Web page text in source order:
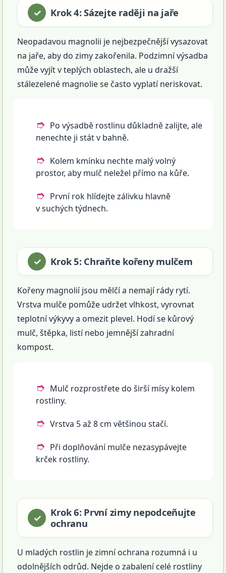
Krok 4: Sázejte raději na jaře
Neopadavou magnolii je nejbezpečnější vysazovat
na jaře, aby do zimy zakořenila. Podzimní výsadba
může vyjít v teplých oblastech, ale u dražší
stálezelené magnolie se často vyplatí neriskovat.
Po výsadbě rostlinu důkladně zalijte, ale
nenechte ji stát v bahně.
Kolem kmínku nechte malý volný
prostor, aby mulč neležel přímo na kůře.
První rok hlídejte zálivku hlavně
v suchých týdnech.
Krok 5: Chraňte kořeny mulčem
Kořeny magnolií jsou mělčí a nemají rády rytí.
Vrstva mulče pomůže udržet vlhkost, vyrovnat
teplotní výkyvy a omezit plevel. Hodí se kůrový
mulč, štěpka, listí nebo jemnější zahradní
kompost.
Mulč rozprostřete do širší mísy kolem
rostliny.
Vrstva 5 až 8 cm většinou stačí.
Při doplňování mulče nezasypávejte
krček rostliny.
Krok 6: První zimy nepodceňujte
ochranu
U mladých rostlin je zimní ochrana rozumná i u
odolnějších odrůd. Nejde o zabalení celé rostliny